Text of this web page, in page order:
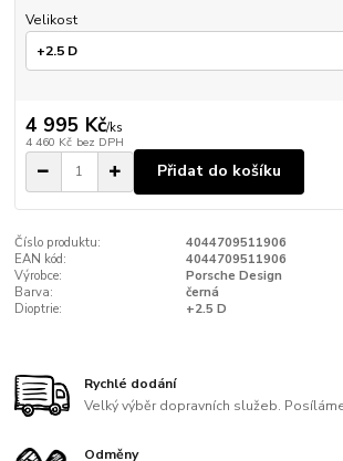
Velikost
4 995 Kč/ks
4 460 Kč bez DPH
Přidat do košíku
Číslo produktu:
4044709511906
EAN kód:
4044709511906
Výrobce:
Porsche Design
Barva:
černá
Dioptrie:
+2.5 D
Rychlé dodání
Velký výběr dopravních služeb.
Odměny